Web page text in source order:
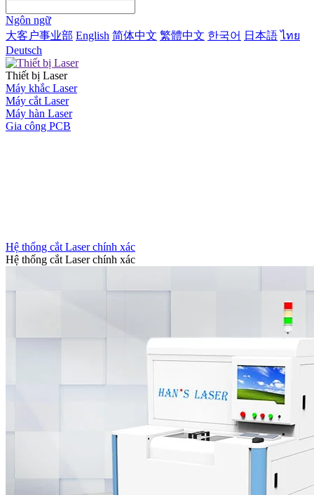
Ngôn ngữ
大客户事业部 English 简体中文 繁體中文 한국어 日本語 ไทย
Deutsch
Thiết bị Laser
Máy khắc Laser
Máy cắt Laser
Máy hàn Laser
Gia công PCB
Hệ thống cắt Laser chính xác
Hệ thống cắt Laser chính xác